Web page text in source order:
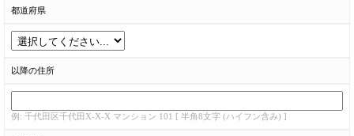
都道府県
以降の住所
例: 千代田区千代田X-X-X マンション 101 [ 半角8文字 (ハイフン含み) ]